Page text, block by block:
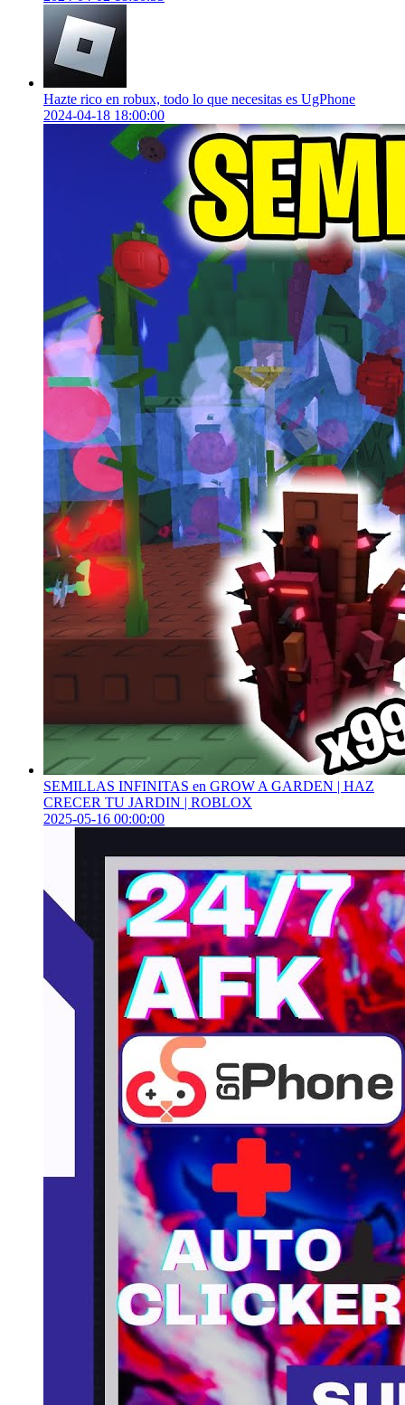
Hazte rico en robux, todo lo que necesitas es UgPhone
2024-04-18 18:00:00
SEMILLAS INFINITAS en GROW A GARDEN | HAZ
CRECER TU JARDIN | ROBLOX
2025-05-16 00:00:00